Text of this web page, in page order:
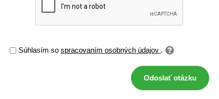
Súhlasím so spracovaním osobných údajov .
Odoslať otázku